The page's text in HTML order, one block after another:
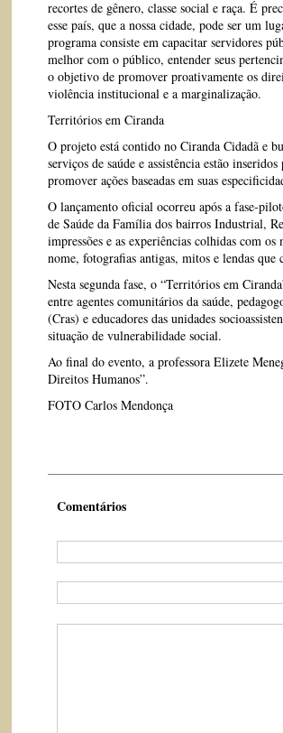
recortes de gênero, classe social e raça. É
esse país, que a nossa cidade, pode ser um
programa consiste em capacitar servidores
melhor com o público, entender seus
o objetivo de promover proativamente os
violência institucional e a marginalização.
Territórios em Ciranda
O projeto está contido no Ciranda Cidadã e
serviços de saúde e assistência estão
promover ações baseadas em suas
O lançamento oficial ocorreu após a fase-
de Saúde da Família dos bairros Industrial,
impressões e as experiências colhidas com
nome, fotografias antigas, mitos e lendas
Nesta segunda fase, o “Territórios em
entre agentes comunitários da saúde,
(Cras) e educadores das unidades
situação de vulnerabilidade social.
Ao final do evento, a professora Elizete
Direitos Humanos”.
FOTO Carlos Mendonça
Comentários